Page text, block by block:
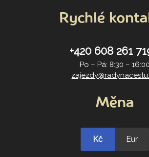
Rychlé
+420 608 261
Po – Pá: 8:30 – 16:00
Měna
Kč Eur